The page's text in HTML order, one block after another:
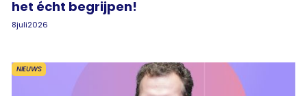
het écht begrijpen!
8juli2026
NIEUWS